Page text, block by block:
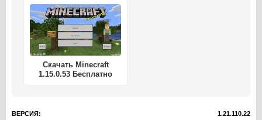
Скачать Minecraft
1.15.0.53 Бесплатно
ВЕРСИЯ: 1.21.110.22